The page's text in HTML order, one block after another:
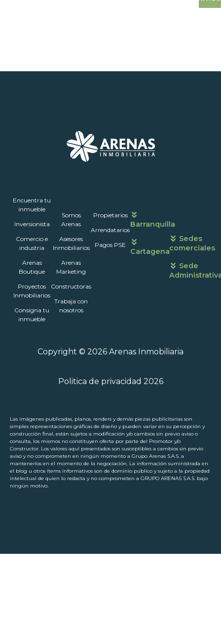
Encuentra tu
inmueble
Inversionista
Comercio e
industria
Arenas
Boutique
Proyectos
Inmobiliarios
Consigna tu
inmueble
Somos
Arenas
Asesores
Inmobiliarios
Arenas
Marketing
Constructoras
Trabaja con
nosotros
Propietarios
Arrendatarios
Pagos PSE
Barranquilla
Cartagena
atención
Sedes
comerciales
Sede
Copyright © 2026 Arenas Inmobiliaria
Politica de privacidad 2026
Las imágenes publicadas, planos, renders y demás piezas publicitarias son
simples representaciones gráficas de diseño y pueden variar en su percepción y
construcción final, están sujetos a modificación y/o cambios sin previo aviso o
consulta, los mismos no constituyen oferta por parte del Promotor y/o
Constructor. Los valores aquí presentados son susceptibles a cambios sin previo
aviso y no comprometen en ningún momento a Grupo Arenas S.A.S. a
mantenerlos en el momento de la negociación. La información suministrada en
el blog u otros ítems informativos son de dominio público y sujeto a la propiedad
intelectual de quien lo redacta y no comprometen a GRUPO ARENAS S.A.S. bajo
ningún motivo.